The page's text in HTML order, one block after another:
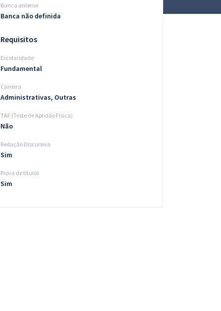
Banca anterior
Banca não definida
Requisitos
Escolaridade
Fundamental
Carreira
Administrativas, Outras
TAF (Teste de Aptidão Física)
Não
Redação Discursiva
Sim
Prova de títulos
Sim